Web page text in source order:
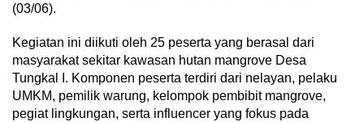
(03/06).
Kegiatan ini diikuti oleh 25 peserta yang berasal dari
masyarakat sekitar kawasan hutan mangrove Desa
Tungkal I. Komponen peserta terdiri dari nelayan, pelaku
UMKM, pemilik warung, kelompok pembibit mangrove,
pegiat lingkungan, serta influencer yang fokus pada